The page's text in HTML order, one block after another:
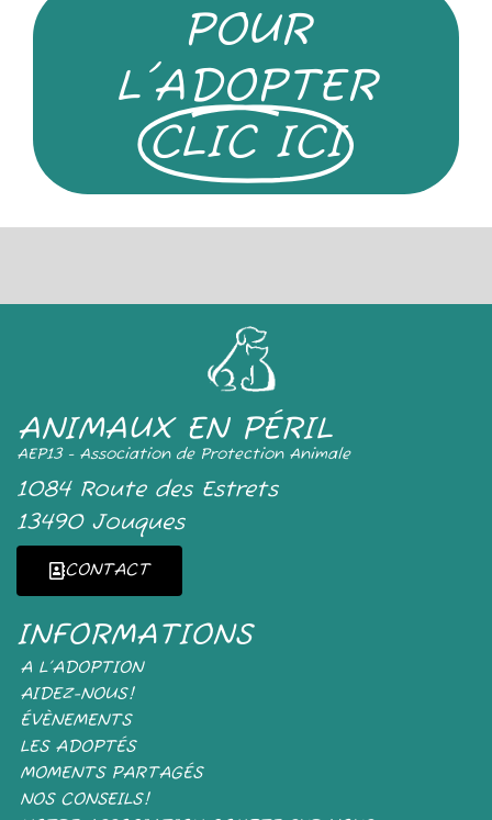
POUR
L'ADOPTER
CLIC ICI
ANIMAUX EN PÉRIL
AEP13 - Association de Protection Animale
1084 Route des Estrets
13490 Jouques
CONTACT
INFORMATIONS
A L’ADOPTION
AIDEZ-NOUS!
ÉVÈNEMENTS
LES ADOPTÉS
MOMENTS PARTAGÉS
NOS CONSEILS!